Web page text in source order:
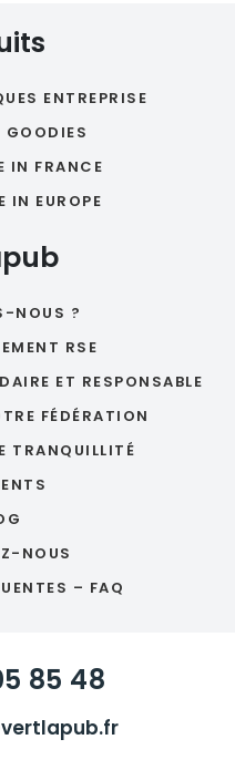
ENTREPRISE
GOODIES
IN FRANCE
IN EUROPE
NOUS ?
RSE
ET RESPONSABLE
FÉDÉRATION
TRANQUILLITÉ
NOUS
– FAQ
85 48